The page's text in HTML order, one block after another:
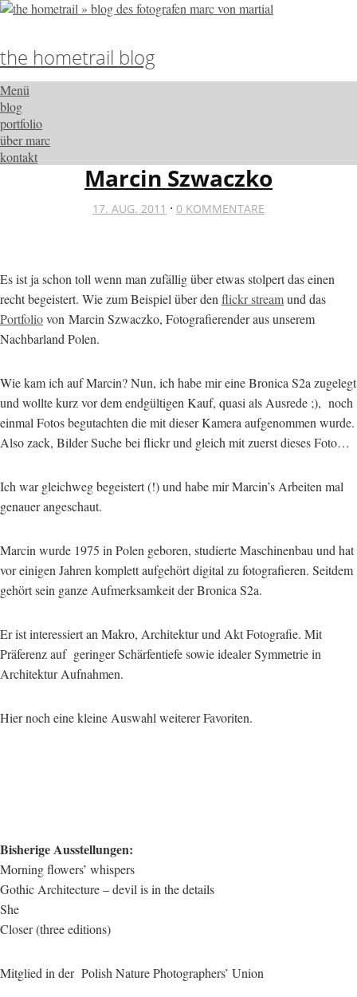
the hometrail blog
Menü
blog
portfolio
über marc
kontakt
Marcin Szwaczko
17. AUG. 2011 · 0 KOMMENTARE
Es ist ja schon toll wenn man zufällig über etwas stolpert das einen
recht begeistert. Wie zum Beispiel über den flickr streamund das
Portfoliovon Marcin Szwaczko, Fotografierender aus unserem
Nachbarland Polen.
Wie kam ich auf Marcin? Nun, ich habe mir eine Bronica S2a zugelegt
und wollte kurz vor dem endgültigen Kauf, quasi als Ausrede ;), noch
einmal Fotos begutachten die mit dieser Kamera aufgenommen wurde.
Also zack, Bilder Suche bei flickr und gleich mit zuerst dieses Foto…
Ich war gleichweg begeistert (!) und habe mir Marcin’s Arbeiten mal
genauer angeschaut.
Marcin wurde 1975 in Polen geboren, studierte Maschinenbau und hat
vor einigen Jahren komplett aufgehört digital zu fotografieren. Seitdem
gehört sein ganze Aufmerksamkeit der Bronica S2a.
Er ist interessiert an Makro, Architektur und Akt Fotografie. Mit
Präferenz auf geringer Schärfentiefe sowie idealer Symmetrie in
Architektur Aufnahmen.
Hier noch eine kleine Auswahl weiterer Favoriten.
Bisherige Ausstellungen:
Morning flowers’ whispers
Gothic Architecture – devil is in the details
She
Closer (three editions)
Mitglied in der Polish Nature Photographers’ Union